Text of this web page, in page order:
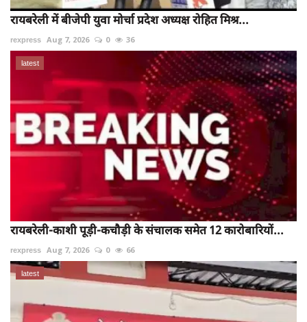
रायबरेली में बीजेपी युवा मोर्चा प्रदेश अध्यक्ष रोहित मिश्र...
rexpress Aug 7, 2026 0 36
latest
रायबरेली-काशी पूड़ी-कचौड़ी के संचालक समेत 12 कारोबारियों...
rexpress Aug 7, 2026 0 66
latest